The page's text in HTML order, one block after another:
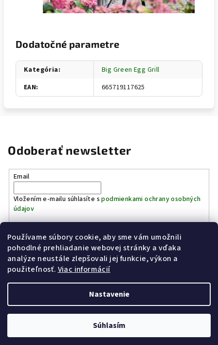
Používame súbory cookie, aby sme vám umožnili
pohodlné prehliadanie webovej stránky a vďaka
analýze neustále zlepšovali jej funkcie, výkon a
použiteľnosť. Viac informácií
Nastavenie
Súhlasím
Dodatočné parametre
Kategória:
Big Green Egg Grill
EAN: 665719117625
Odoberať newsletter
Email
Vložením e-mailu súhlasíte spodmienkami ochrany osobných
údajov
Prihlásiť sa
Kinostrelnica Páleník
Vytvoril Shoptet